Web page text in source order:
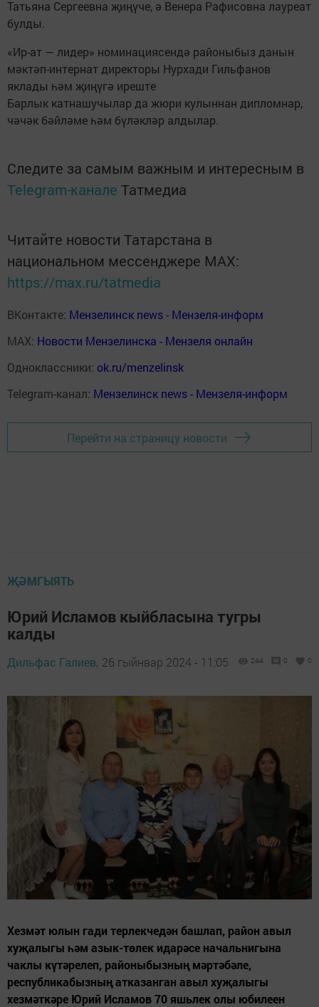
Татьяна Сергеевна җиңүче, ә Венера Рафисовна лауреат
булды.
«Ир-ат — лидер» номинациясендә районыбыз данын
мәктәп-интернат директоры Нурхади Гильфанов
яклады һәм җиңүгә иреште
Барлык катнашучылар да жюри кулыннан дипломнар,
чәчәк бәйләме һәм бүләкләр алдылар.
Следите за самым важным и интересным в
Telegram-канале Татмедиа
Читайте новости Татарстана в
национальном мессенджере MАХ:
https://max.ru/tatmedia
ВКонтакте: Мензелинск news - Мензеля-информ
MAX: Новости Мензелинска - Мензеля онлайн
Одноклассники: ok.ru/menzelinsk
Telegram-канал: Мензелинск news - Мензеля-информ
Перейти на страницу новости
ҖӘМГЫЯТЬ
Юрий Исламов кыйбласына тугры
калды
Дильфас Галиев, 26 гыйнвар 2024 - 11:05 244 0 0
Хезмәт юлын гади терлекчедән башлап, район авыл
хуҗалыгы һәм азык-төлек идарәсе начальнигына
чаклы күтәрелеп, районыбызның мәртәбәле,
республикабызның атказанган авыл хуҗалыгы
хезмәткәре Юрий Исламов 70 яшьлек олы юбилеен